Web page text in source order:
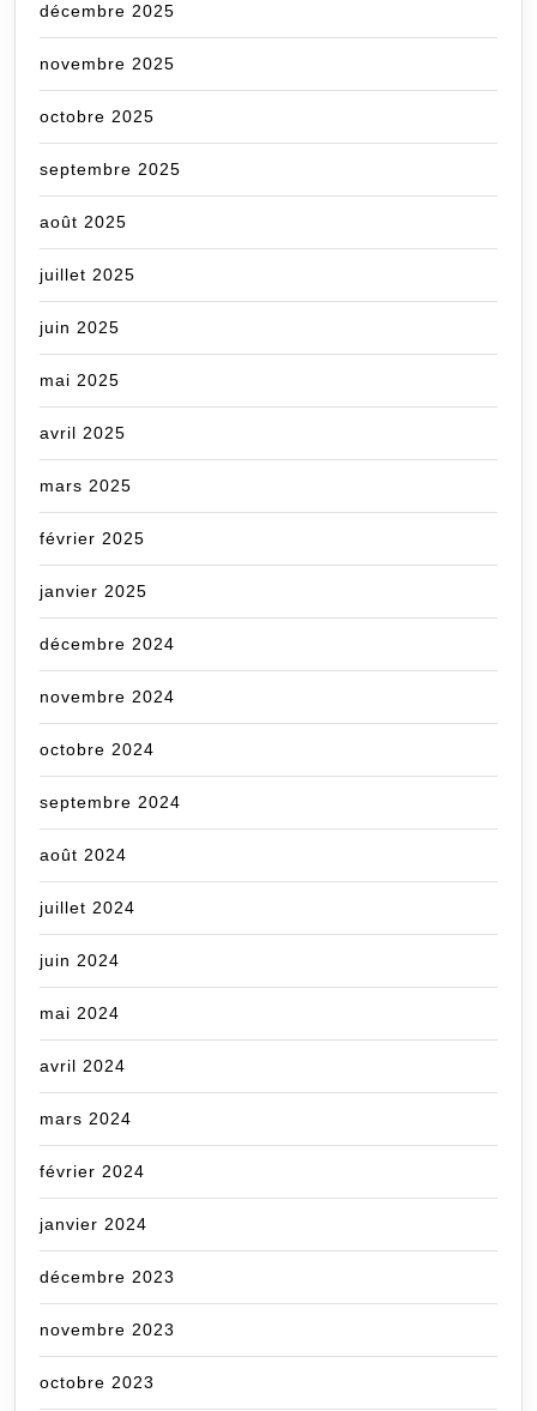
décembre 2025
novembre 2025
octobre 2025
septembre 2025
août 2025
juillet 2025
juin 2025
mai 2025
avril 2025
mars 2025
février 2025
janvier 2025
décembre 2024
novembre 2024
octobre 2024
septembre 2024
août 2024
juillet 2024
juin 2024
mai 2024
avril 2024
mars 2024
février 2024
janvier 2024
décembre 2023
novembre 2023
octobre 2023